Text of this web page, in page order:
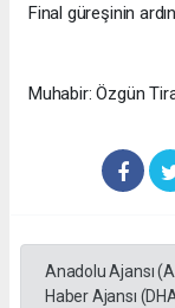
Final güreşinin
Muhabir: Özgün
Anadolu Ajansı
Haber Ajansı